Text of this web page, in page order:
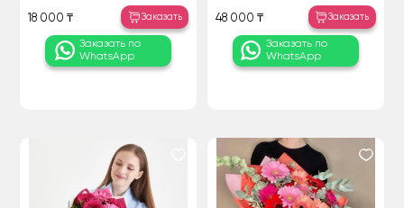
18 000 ₸ Заказать
Заказать по
WhatsApp
48 000 ₸ Заказать
Заказать по
WhatsApp